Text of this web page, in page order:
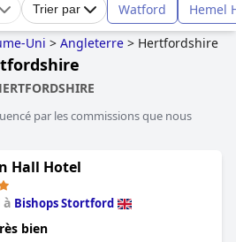
Trier par Watford Hemel
Uni > Angleterre > Hertfordshire
par les commissions que nous
Hall Hotel
à Bishops Stortford
bien